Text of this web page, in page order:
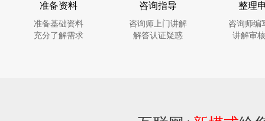
准备资料
准备基础资料
充分了解需求
咨询指导
咨询师上门讲解
解答认证疑惑
整理
咨询师编
讲解审